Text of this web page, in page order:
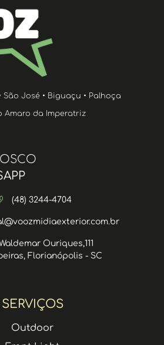
SERVIÇOS
Outdoor
São José • Biguaçu • Palhoça
Amaro da Imperatriz
(48) 3244-4704
Ouriques,111
Florianópolis - SC